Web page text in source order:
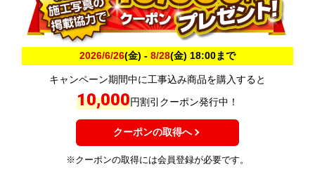
2026/6/26(金) - 8/28(金) 18:00まで
キャンペーン期間中に工事込み商品を購入すると
10,000円割引クーポン発行中！
クーポンの取得へ
※クーポンの取得には会員登録が必要です。